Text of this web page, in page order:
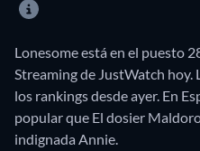
Lonesome está en el puesto
Streaming de JustWatch hoy.
los rankings desde ayer. En
popular que El dosier
indignada Annie.